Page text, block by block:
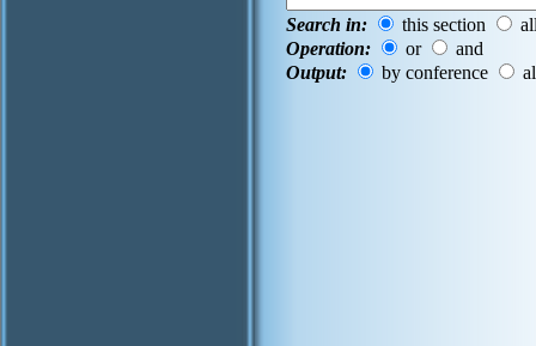
Search in: this section
Operation:
or
and
Output:
by conference